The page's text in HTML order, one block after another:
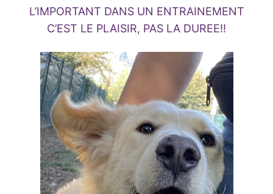
L’IMPORTANT DANS UN ENTRAINEMENT
C’EST LE PLAISIR, PAS LA DUREE!!